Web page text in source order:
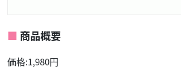
商品概要
価格:1,980円